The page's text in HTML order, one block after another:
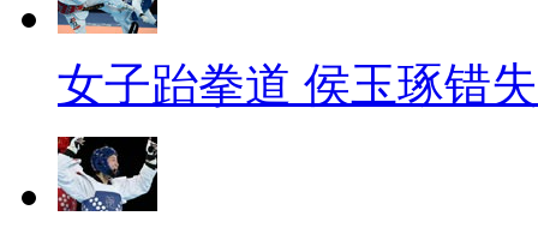
女子跆拳道 侯玉琢错